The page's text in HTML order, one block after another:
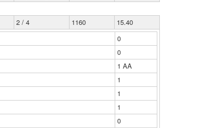
2 / 4 1160
15.40
0
0
1 ΑΑ
1
1
1
0